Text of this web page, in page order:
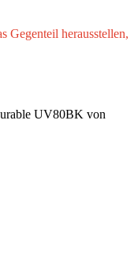
Gegenteil herausstellen,
UV80BK von